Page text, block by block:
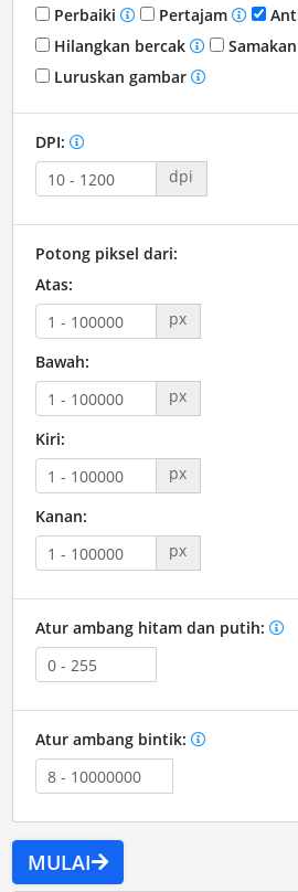
Perbaiki Pertajam
Hilangkan bercak
Samakan
Luruskan gambar
DPI:
dpi
Potong piksel dari:
Atas:
px
Bawah:
px
Kiri:
px
Kanan:
px
Atur ambang hitam dan putih:
Atur ambang bintik:
MULAI